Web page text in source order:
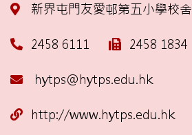
新界屯門友愛邨第五小學校舍
2458 6111 2458 1834
hytps@hytps.edu.hk
http://www.hytps.edu.hk